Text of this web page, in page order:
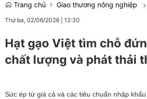
Trang chủ Giao thương nông nghiệp
Thứ ba, 02/06/2026 12:30
Hạt gạo Việt tìm chỗ
chất lượng và phát thải
Sức ép từ giá cả và các tiêu chuẩn nhập